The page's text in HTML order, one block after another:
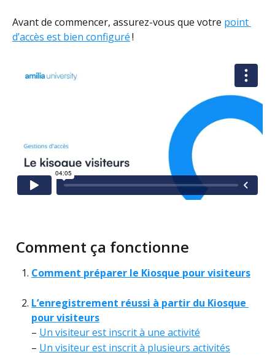
Avant de commencer, assurez-vous que votre point
d’accès est bien configuré !
Comment ça fonctionne
Comment préparer le Kiosque pour visiteurs
L’enregistrement réussi à partir du Kiosque
pour visiteurs
– Un visiteur est inscrit à une activité
– Un visiteur est inscrit à plusieurs activités